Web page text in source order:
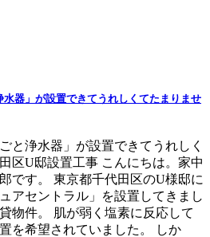
器」が設置できてうれしくてたまりませ
と浄水器」が設置できてうれしく
区U邸設置工事 こんにちは。家中
です。 東京都千代田区のU様邸に
アセントラル」を設置してきまし
物件。 肌が弱く塩素に反応して
を希望されていました。 しか